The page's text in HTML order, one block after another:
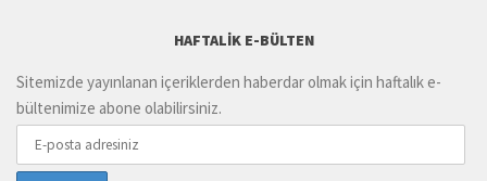
HAFTALIK E-BÜLTEN
Sitemizde yayınlanan içeriklerden haberdar olmak için haftalık e-
bültenimize abone olabilirsiniz.